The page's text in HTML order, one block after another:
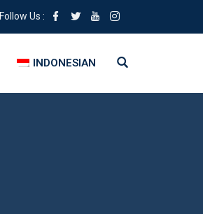
Follow Us :
INDONESIAN